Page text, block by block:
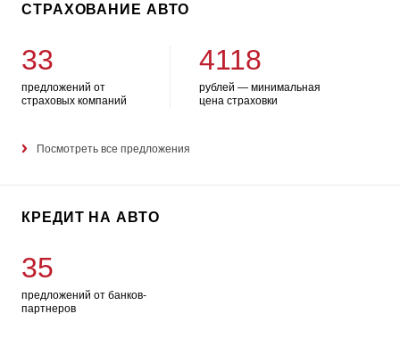
СТРАХОВАНИЕ АВТО
33
предложений от
страховых компаний
4118
рублей — минимальная
цена страховки
Посмотреть все предложения
КРЕДИТ НА АВТО
35
предложений от банков-
партнеров